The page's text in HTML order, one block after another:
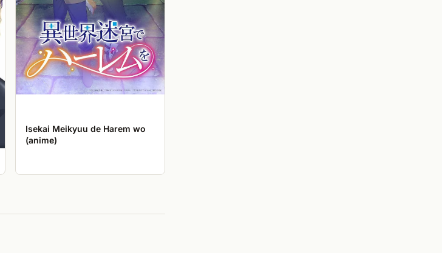
Isekai Meikyuu de Harem wo
(anime)